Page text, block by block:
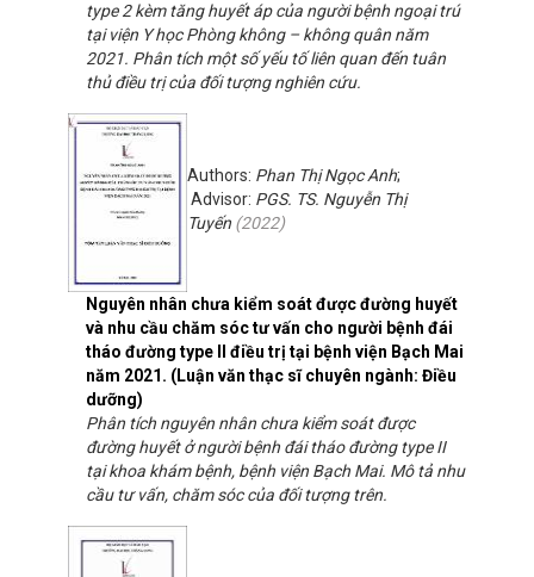
type 2 kèm tăng huyết áp của người bệnh ngoại trú
tại viện Y học Phòng không – không quân năm
2021. Phân tích một số yếu tố liên quan đến tuân
thủ điều trị của đối tượng nghiên cứu.
Nguyên nhân chưa kiểm soát được đường huyết
và nhu cầu chăm sóc tư vấn cho người bệnh đái
tháo đường type II điều trị tại bệnh viện Bạch Mai
năm 2021. (Luận văn thạc sĩ chuyên ngành: Điều
dưỡng)
Authors: Phan Thị Ngọc Anh;
Advisor: PGS. TS. Nguyễn Thị
Tuyến (2022)
Phân tích nguyên nhân chưa kiểm soát được
đường huyết ở người bệnh đái tháo đường type II
tại khoa khám bệnh, bệnh viện Bạch Mai. Mô tả nhu
cầu tư vấn, chăm sóc của đối tượng trên.